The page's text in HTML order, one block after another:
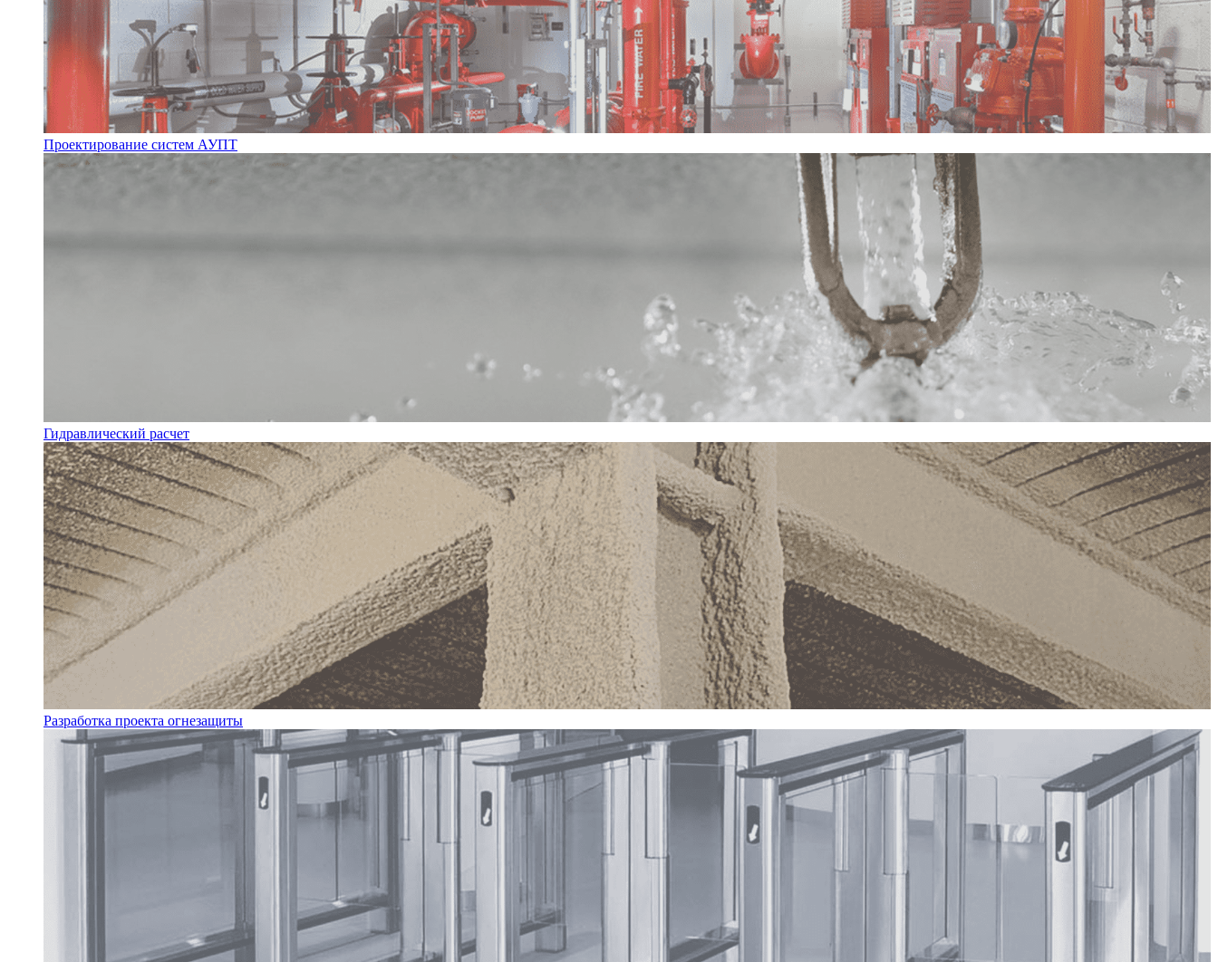
Проектирование систем АУПТ
Гидравлический расчет
Разработка проекта огнезащиты